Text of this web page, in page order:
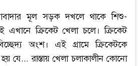
মূল সড়ক দখলে থাকে শিশু-
এখানে ক্রিকেট খেলা চলে। ক্রিকেট
অংশ। এই গ্রামে ক্রিকেটকে
যে... রাস্তায় খেলা চলাকালীন কোনো